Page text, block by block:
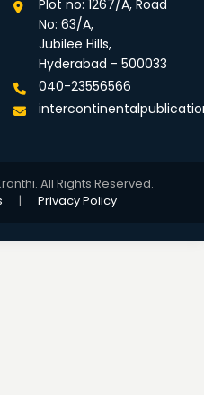
Plot no: 1267/A, Road
No: 63/A,
Jubilee Hills,
Hyderabad - 500033
040-23556566
All Rights Reserved.
| Privacy Policy